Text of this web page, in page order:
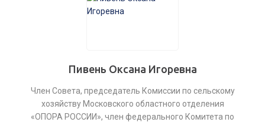
Пивень Оксана Игоревна
Член Совета, председатель Комиссии по сельскому
хозяйству Московского областного отделения
«ОПОРА РОССИИ», член федерального Комитета по